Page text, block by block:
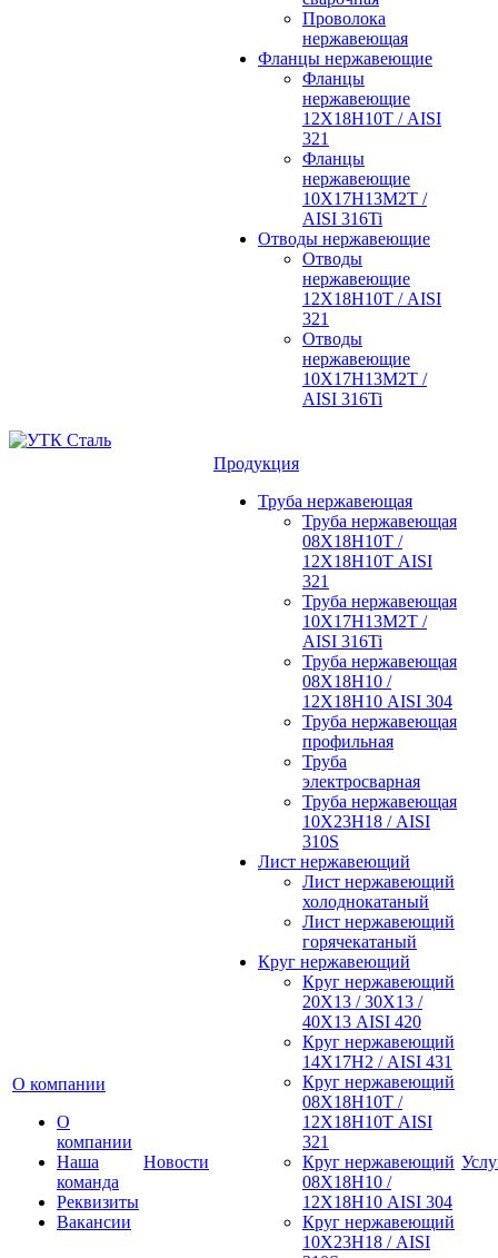
Проволока
нержавеющая
Фланцы нержавеющие
Фланцы
нержавеющие
12Х18Н10Т / AISI
321
Фланцы
нержавеющие
10Х17Н13М2Т /
AISI 316Ti
Отводы нержавеющие
Отводы
нержавеющие
12Х18Н10Т / AISI
321
Отводы
нержавеющие
10Х17Н13М2Т /
AISI 316Ti
О компании
О
компании
Наша
команда
Реквизиты
Вакансии
Новости
Продукция
Труба нержавеющая
Труба нержавеющая
08Х18Н10Т /
12Х18Н10Т AISI
321
Труба нержавеющая
10Х17Н13М2Т /
AISI 316Ti
Труба нержавеющая
08Х18Н10 /
12Х18Н10 AISI 304
Труба нержавеющая
профильная
Труба
электросварная
Труба нержавеющая
10Х23Н18 / AISI
310S
Лист нержавеющий
Лист нержавеющий
холоднокатаный
Лист нержавеющий
горячекатаный
Круг нержавеющий
Круг нержавеющий
20Х13 / 30Х13 /
40Х13 AISI 420
Круг нержавеющий
14Х17Н2 / AISI 431
Круг нержавеющий
08Х18Н10Т /
12Х18Н10Т AISI
321
Круг нержавеющий
08Х18Н10 /
12Х18Н10 AISI 304
Круг нержавеющий
10Х23Н18 / AISI